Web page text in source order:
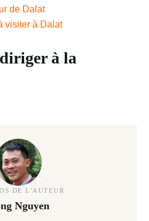
de Dalat
visiter à Dalat
à la
DE L'AUTEUR
Nguyen